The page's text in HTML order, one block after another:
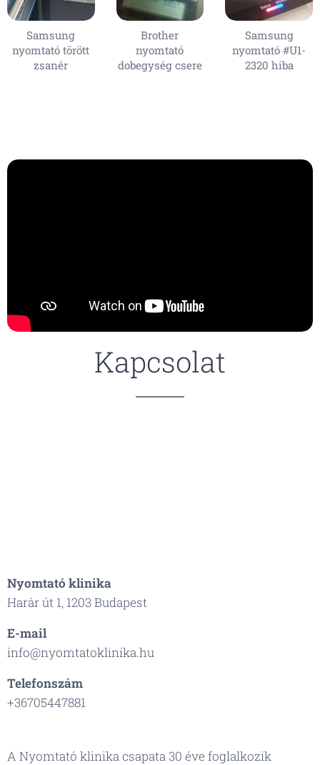
Samsung
nyomtató törött
zsanér
Brother
nyomtató
dobegység csere
Samsung
nyomtató #U1-
2320 hiba
Kapcsolat
Nyomtató klinika
Harár út 1, 1203 Budapest
E-mail
info@nyomtatoklinika.hu
Telefonszám
+36705447881
A Nyomtató klinika csapata 30 éve foglalkozik